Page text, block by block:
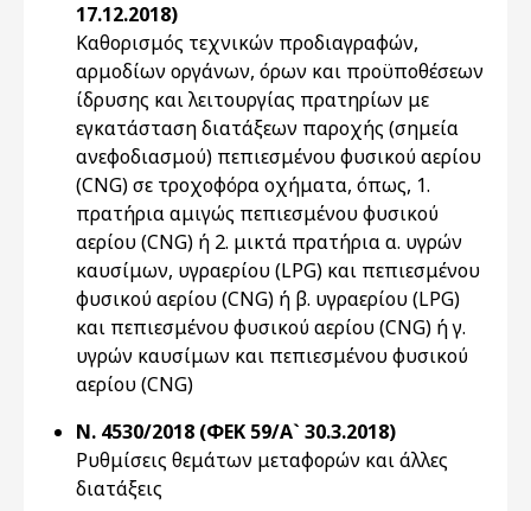
17.12.2018)
Καθορισμός τεχνικών προδιαγραφών,
αρμοδίων οργάνων, όρων και προϋποθέσεων
ίδρυσης και λειτουργίας πρατηρίων με
εγκατάσταση διατάξεων παροχής (σημεία
ανεφοδιασμού) πεπιεσμένου φυσικού αερίου
(CNG) σε τροχοφόρα οχήματα, όπως, 1.
πρατήρια αμιγώς πεπιεσμένου φυσικού
αερίου (CNG) ή 2. μικτά πρατήρια α. υγρών
καυσίμων, υγραερίου (LPG) και πεπιεσμένου
φυσικού αερίου (CNG) ή β. υγραερίου (LPG)
και πεπιεσμένου φυσικού αερίου (CNG) ή γ.
υγρών καυσίμων και πεπιεσμένου φυσικού
αερίου (CNG)
Ν. 4530/2018 (ΦΕΚ 59/Α` 30.3.2018)
Ρυθμίσεις θεμάτων μεταφορών και άλλες
διατάξεις